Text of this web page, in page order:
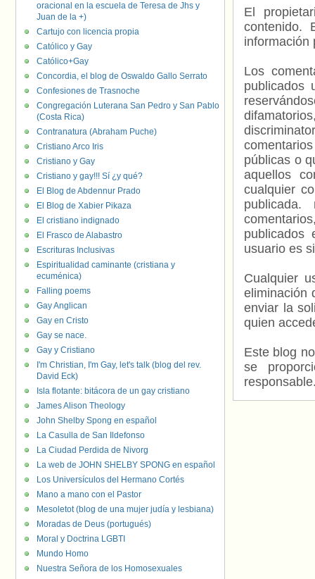
El
contenido.
información
Los
publicados
públicas o
aquellos
cualquier
usuario es
Cualquier
eliminación
enviar la
quien
Este blog
se
oracional en la escuela de Teresa de Jhs y
Juan de la +)
Cartujo con licencia propia
Católico y Gay
Católico+Gay
Concordia, el blog de Oswaldo Gallo Serrato
Confesiones de Trasnoche
Congregación Luterana San Pedro y San Pablo
(Costa Rica)
Contranatura (Abraham Puche)
Cristiano Arco Iris
Cristiano y Gay
Cristiano y gay!!! Sí ¿y qué?
El Blog de Abdennur Prado
El Blog de Xabier Pikaza
El cristiano indignado
El Frasco de Alabastro
Escrituras Inclusivas
Espiritualidad caminante (cristiana y
ecuménica)
Falling poems
Gay Anglican
Gay en Cristo
Gay se nace.
Gay y Cristiano
I'm Christian, I'm Gay, let's talk (blog del rev.
David Eck)
Isla flotante: bitácora de un gay cristiano
James Alison Theology
John Shelby Spong en español
La Casulla de San Ildefonso
La Ciudad Perdida de Nivorg
La web de JOHN SHELBY SPONG en español
Los Universículos del Hermano Cortés
Mano a mano con el Pastor
Mesoletot (blog de una mujer judía y lesbiana)
Moradas de Deus (portugués)
Moral y Doctrina LGBTI
Mundo Homo
Nuestra Señora de los Homosexuales